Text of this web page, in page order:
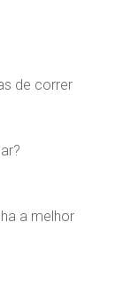
de correr
a melhor